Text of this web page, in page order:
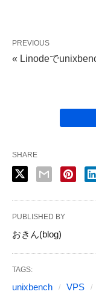
PREVIOUS
« Linodeで
SHARE
PUBLISHED BY
おきん(blog)
TAGS:
unixbench VPS